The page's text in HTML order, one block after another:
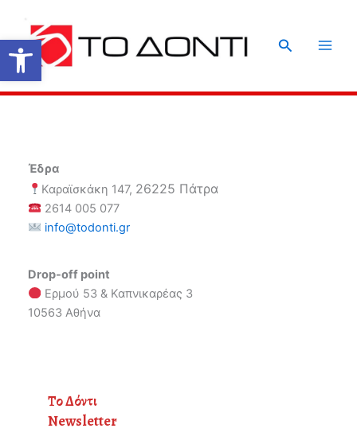
Ανοίξτε τη γραμμή εργαλείων
περιεχόμενο
Αναζήτηση
Έδρα
Καραϊσκάκη 147, 26225 Πάτρα
2614 005 077
info@todonti.gr
Drop-off point
Ερμού 53 & Καπνικαρέας 3
10563 Αθήνα
Το Δόντι
Newsletter